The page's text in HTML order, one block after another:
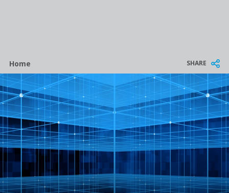
Breadcrumb
Home SHARE